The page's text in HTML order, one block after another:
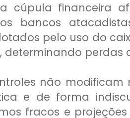
cúpula financeira
bancos
pelo uso do
determinando
não
e de forma
fracos e